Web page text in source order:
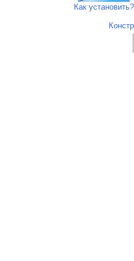
Как установить?